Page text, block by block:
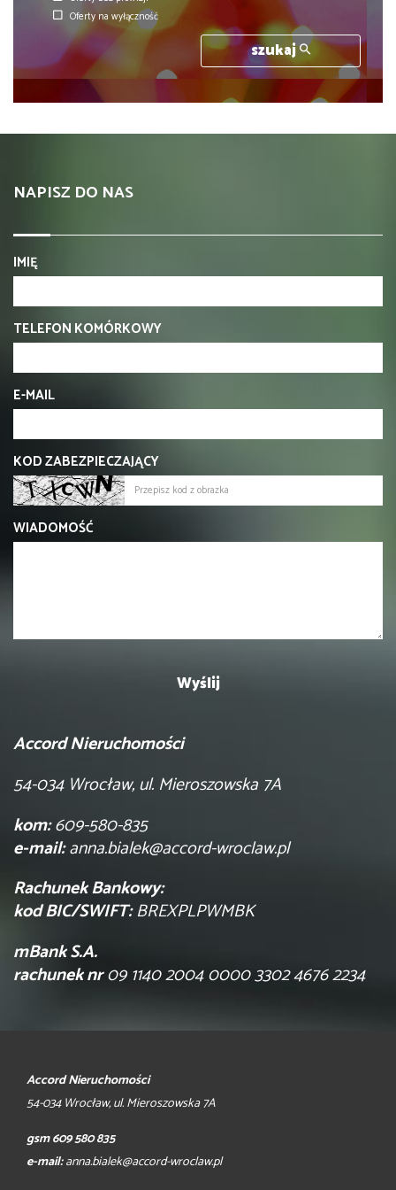
Oferty na wyłączność
szukaj
NAPISZ DO NAS
IMIĘ
TELEFON KOMÓRKOWY
E-MAIL
KOD ZABEZPIECZAJĄCY
WIADOMOŚĆ
Accord Nieruchomości
54-034 Wrocław, ul. Mieroszowska 7A
kom:609-580-835
e-mail:anna.bialek@accord-wroclaw.pl
Rachunek Bankowy:
kod BIC/SWIFT:BREXPLPWMBK
mBank S.A.
rachunek nr09 1140 2004 0000 3302 4676 2234
Accord Nieruchomości
54-034 Wrocław, ul. Mieroszowska 7A
gsm 609 580 835
e-mail:anna.bialek@accord-wroclaw.pl